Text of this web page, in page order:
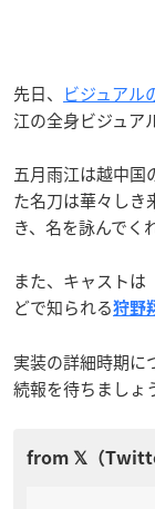
先日、 ビジュアル
江の全身ビジュア
五月雨江は越中国
た名刀は華々しき
き、名を詠んでく
また、キャストは
どで知られる狩野
実装の詳細時期に
続報を待ちましょ